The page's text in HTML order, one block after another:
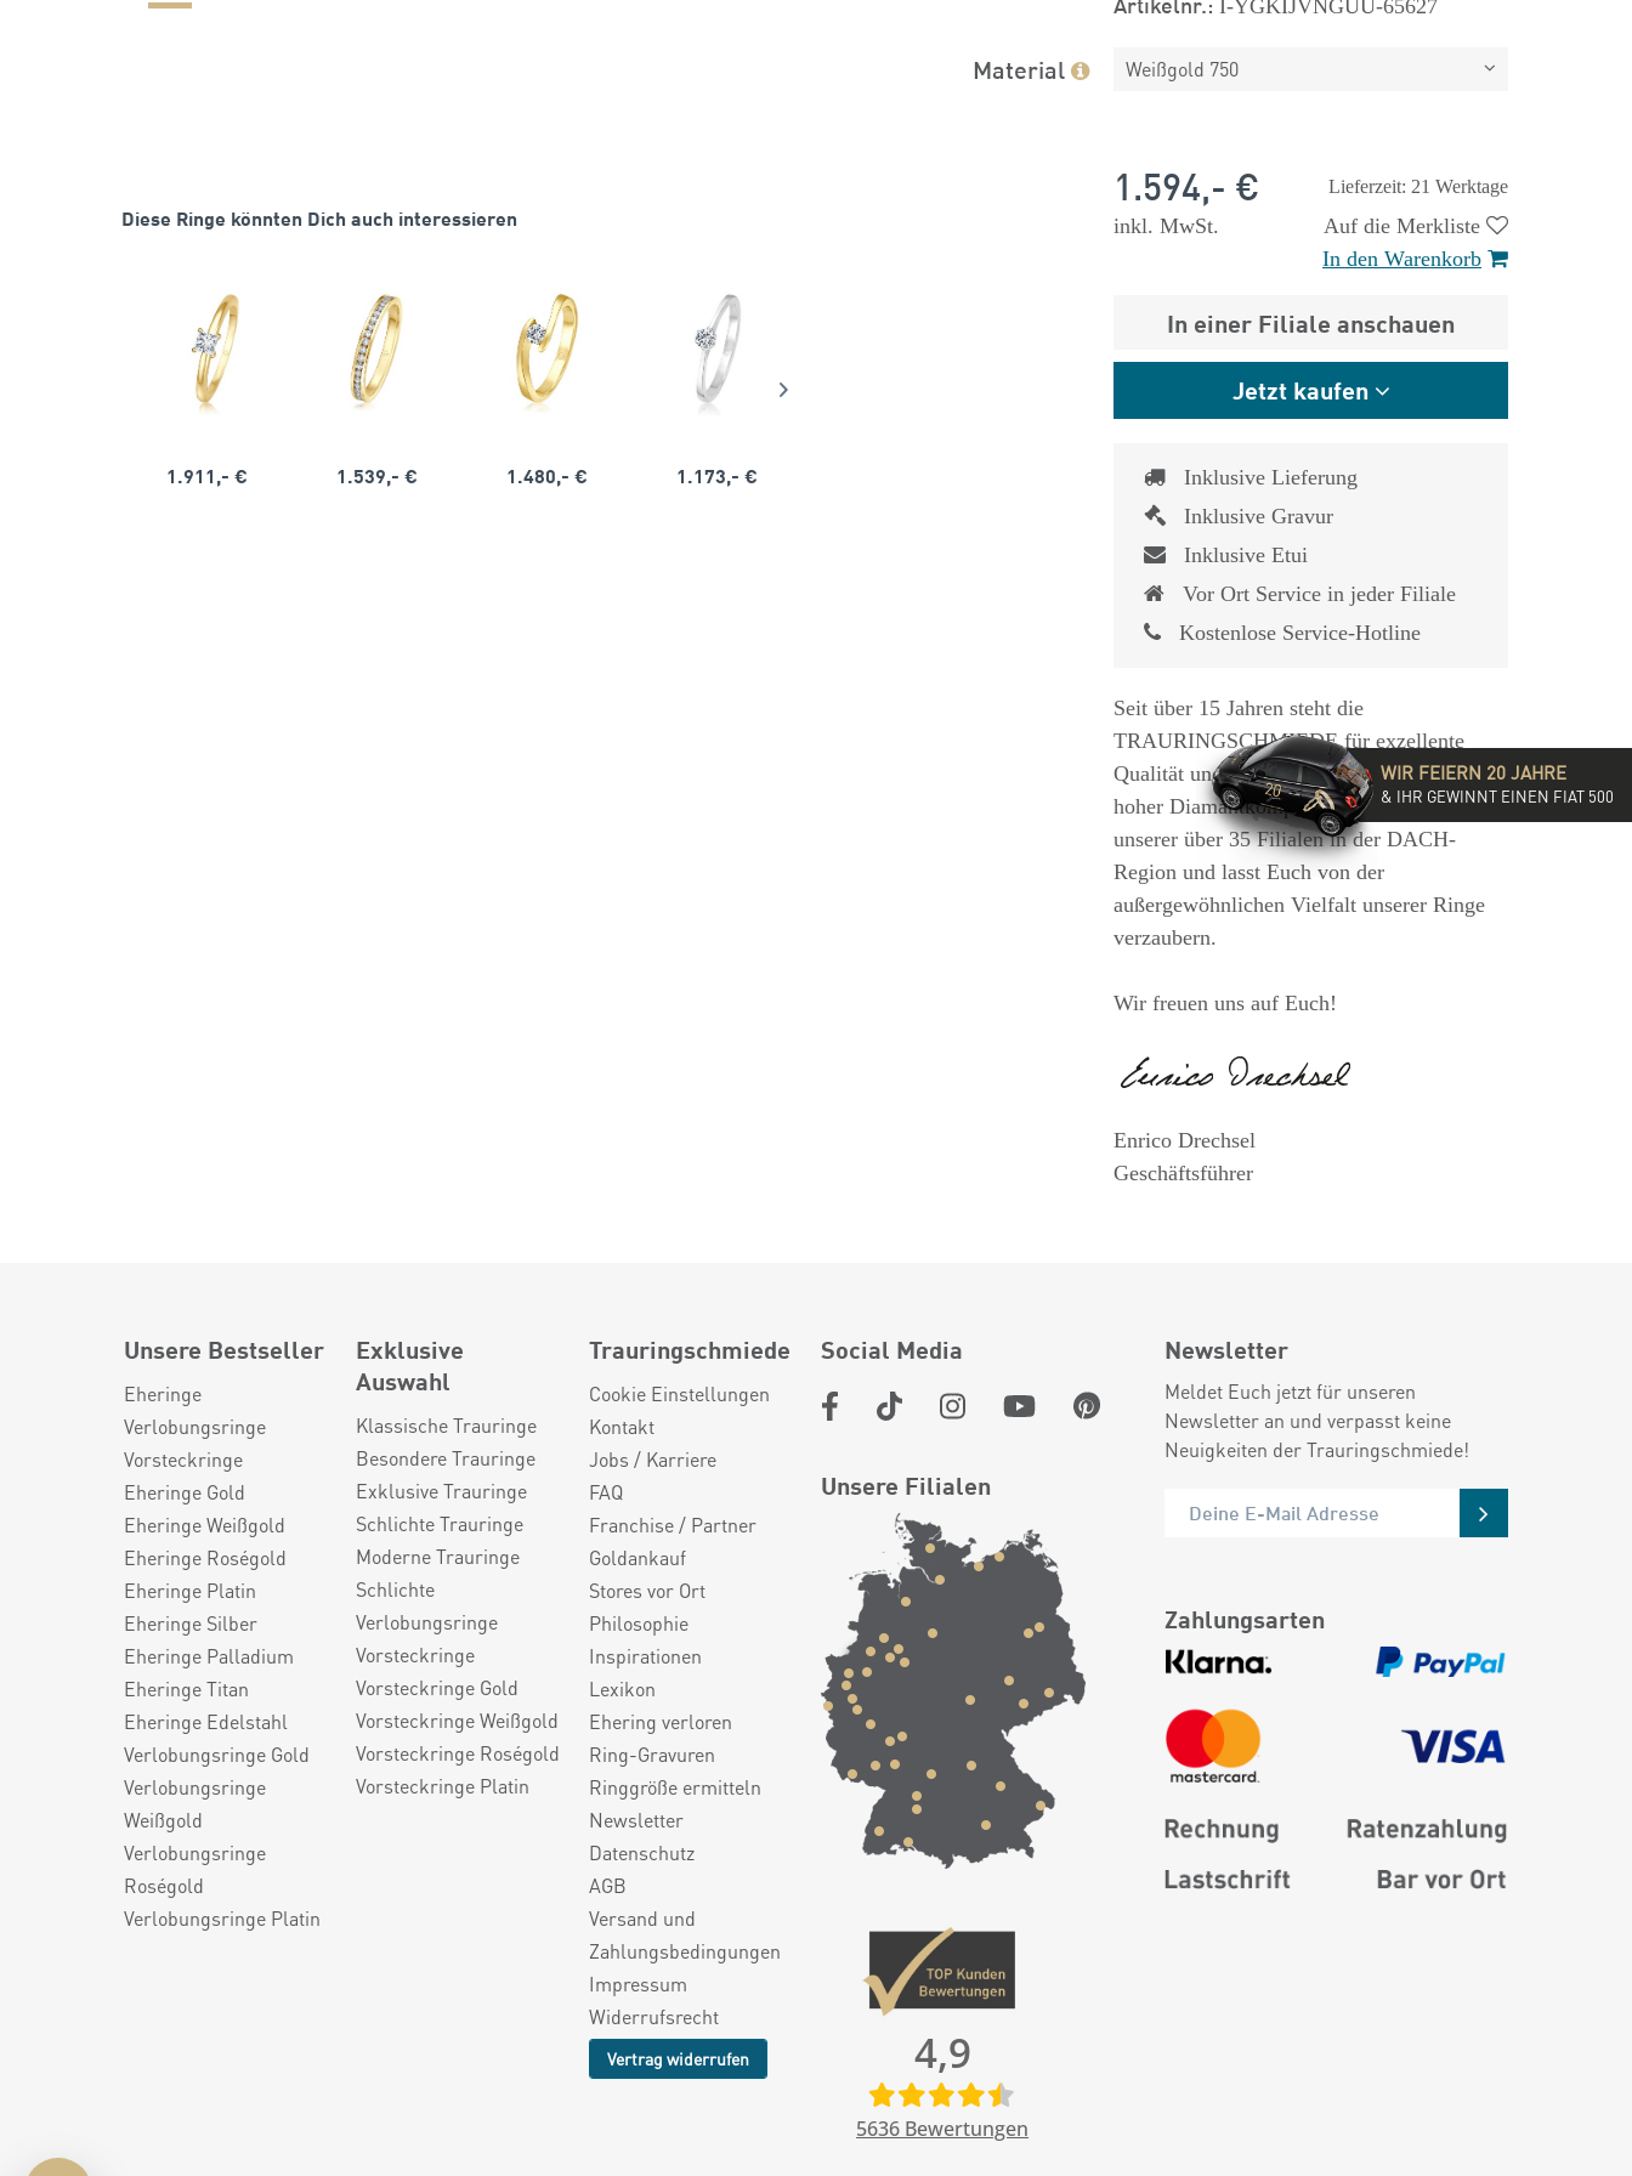
Diese Ringe könnten Dich auch interessieren
1.911,- € 1.539,- € 1.480,- € 1.173,- € 1.825,- €
I-YGKIJVNGUU-65627
Material Weißgold 750
Lieferzeit: 21 Werktage
1.594,- €
inkl. MwSt.
Auf die Merkliste
In den Warenkorb
In einer Filiale anschauen
Jetzt kaufen
Inklusive Lieferung
Inklusive Gravur
Inklusive Etui
Vor Ort Service in jeder Filiale
Kostenlose Service-Hotline
Seit über 15 Jahren steht die
TRAURINGSCHMIEDE für exzellente
Qualität und hochwertige Beratung mit
hoher Diamantkompetenz. Besucht eine
unserer über 35 Filialen in der DACH-
Region und lasst Euch von der
außergewöhnlichen Vielfalt unserer Ringe
verzaubern.
Wir freuen uns auf Euch!
Enrico Drechsel
Geschäftsführer
Unsere Bestseller
Eheringe
Verlobungsringe
Vorsteckringe
Eheringe Gold
Eheringe Weißgold
Eheringe Roségold
Eheringe Platin
Eheringe Silber
Eheringe Palladium
Eheringe Titan
Eheringe Edelstahl
Verlobungsringe Gold
Verlobungsringe
Weißgold
Verlobungsringe
Roségold
Verlobungsringe Platin
Exklusive
Auswahl
Klassische Trauringe
Besondere Trauringe
Exklusive Trauringe
Schlichte Trauringe
Moderne Trauringe
Schlichte
Verlobungsringe
Vorsteckringe
Vorsteckringe Gold
Vorsteckringe Weißgold
Vorsteckringe Roségold
Vorsteckringe Platin
Trauringschmiede
Cookie Einstellungen
Kontakt
Jobs / Karriere
FAQ
Franchise / Partner
Goldankauf
Stores vor Ort
Philosophie
Inspirationen
Lexikon
Ehering verloren
Ring-Gravuren
Ringgröße ermitteln
Newsletter
Datenschutz
AGB
Versand und
Zahlungsbedingungen
Impressum
Widerrufsrecht
Vertrag widerrufen
Social Media
Unsere Filialen
4,9
5636 Bewertungen
Newsletter
Meldet Euch jetzt für unseren
Newsletter an und verpasst keine
Neuigkeiten der Trauringschmiede!
Zahlungsarten
WIR FEIERN 20 JAHRE
& IHR GEWINNT EINEN FIAT 500